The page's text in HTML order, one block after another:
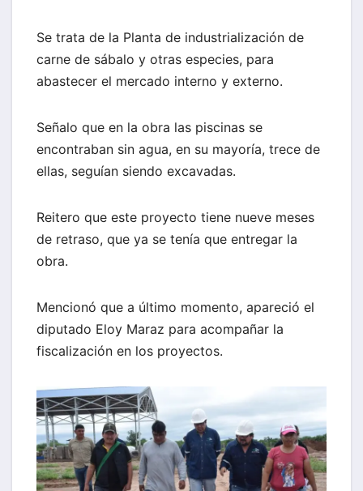
Se trata de la Planta de industrialización de
carne de sábalo y otras especies, para
abastecer el mercado interno y externo.
Señalo que en la obra las piscinas se
encontraban sin agua, en su mayoría, trece de
ellas, seguían siendo excavadas.
Reitero que este proyecto tiene nueve meses
de retraso, que ya se tenía que entregar la
obra.
Mencionó que a último momento, apareció el
diputado Eloy Maraz para acompañar la
fiscalización en los proyectos.